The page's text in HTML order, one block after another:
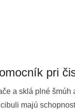
pri
a sklá plné
majú